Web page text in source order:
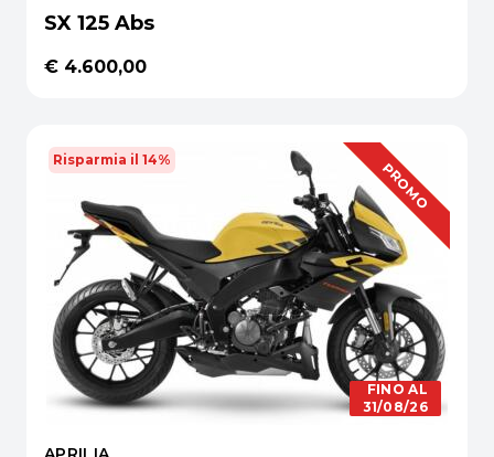
SX 125 Abs
€ 4.600,00
OFFERTA
PROMO
FINO AL
31/08/26
Risparmia il 14%